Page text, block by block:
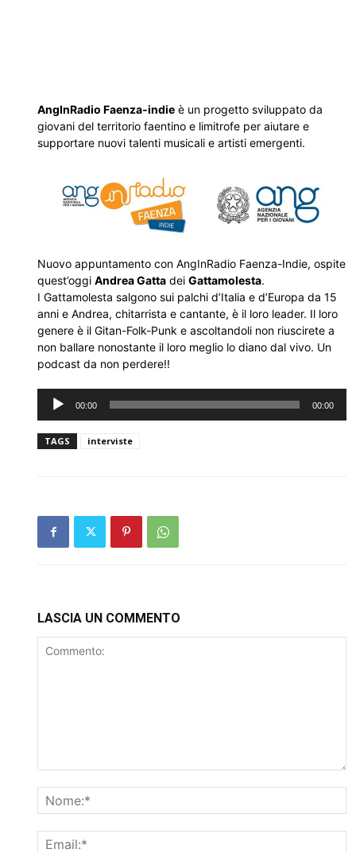
AngInRadio Faenza-indie è un progetto sviluppato da
giovani del territorio faentino e limitrofe per aiutare e
supportare nuovi talenti musicali e artisti emergenti.
Nuovo appuntamento con AngInRadio Faenza-Indie, ospite
quest’oggi Andrea Gatta dei Gattamolesta.
I Gattamolesta salgono sui palchi d’Italia e d’Europa da 15
anni e Andrea, chitarrista e cantante, è il loro leader. Il loro
genere è il Gitan-Folk-Punk e ascoltandoli non riuscirete a
non ballare nonostante il loro meglio lo diano dal vivo. Un
podcast da non perdere!!
Audio
Player
00:00 00:00
TAGS interviste
LASCIA UN COMMENTO